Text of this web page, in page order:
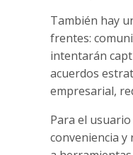
También hay
frentes:
intentarán
acuerdos
empresarial,
Para el
conveniencia y